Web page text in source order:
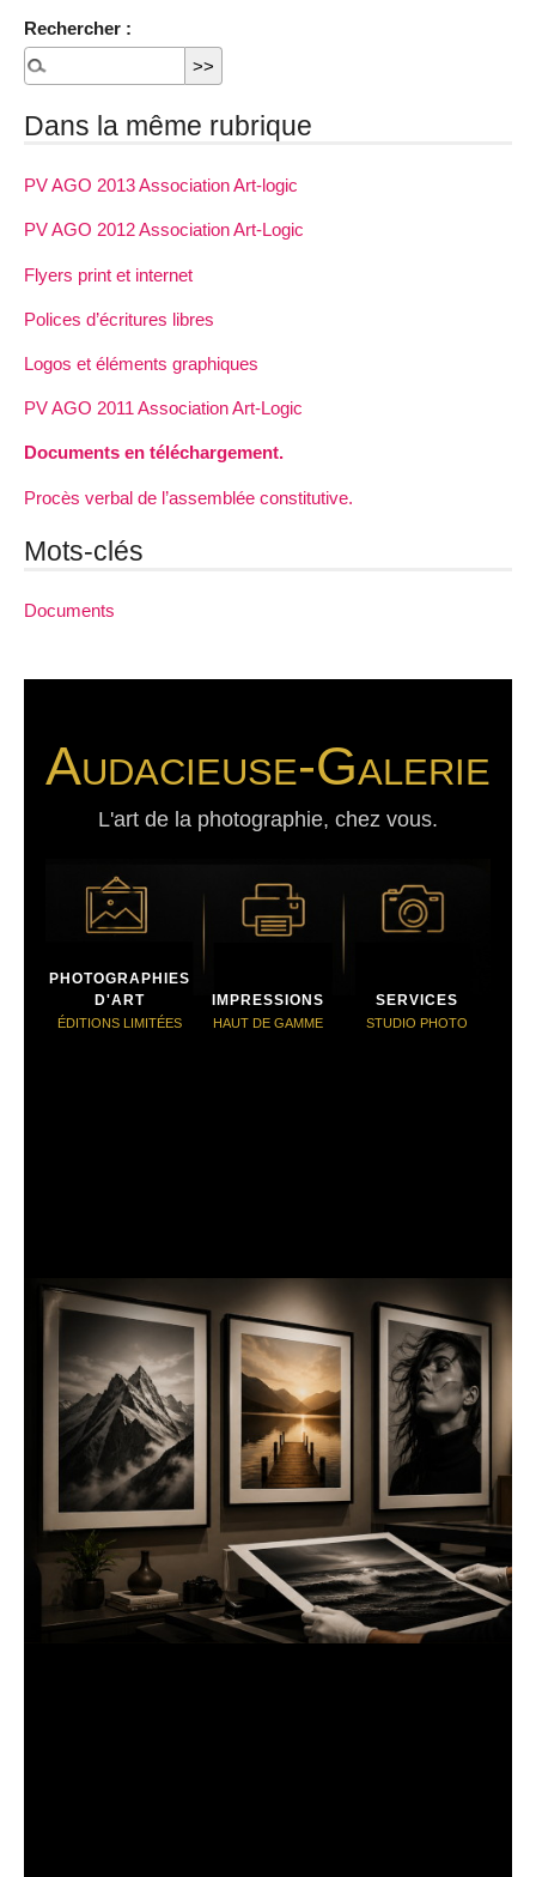
Rechercher :
Dans la même rubrique
PV AGO 2013 Association Art-logic
PV AGO 2012 Association Art-Logic
Flyers print et internet
Polices d’écritures libres
Logos et éléments graphiques
PV AGO 2011 Association Art-Logic
Documents en téléchargement.
Procès verbal de l’assemblée constitutive.
Mots-clés
Documents
Audacieuse-Galerie
L'art de la photographie, chez vous.
PHOTOGRAPHIES
D'ART
ÉDITIONS LIMITÉES
IMPRESSIONS
HAUT DE GAMME
SERVICES
STUDIO PHOTO